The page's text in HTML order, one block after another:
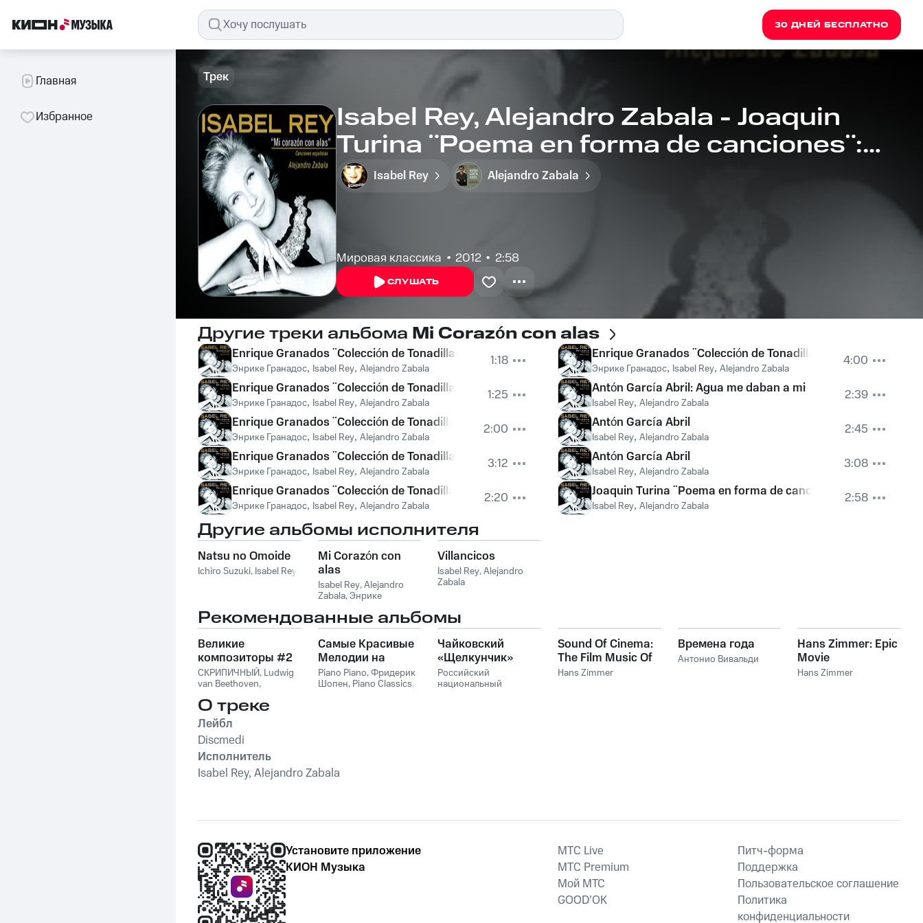
30 ДНЕЙ БЕСПЛАТНО
Главная
Избранное
Трек
Isabel Rey, Alejandro Zabala - Joaquin
Turina ¨Poema en forma de canciones¨:
Dedicatoria: Dedicatoria
Isabel Rey Alejandro Zabala
Мировая классика 2012 2:58
СЛУШАТЬ
Другие треки альбома Mi Corazón con alas
Enrique Granados ¨Colección de Tonadillas¨: El majo tímido: El majo tímido
Энрике Гранадос, Isabel Rey, Alejandro Zabala
1:18
Enrique Granados ¨Colección de Tonadillas¨: El tralalá y el punteado: El tralalá y el punteado
Энрике Гранадос, Isabel Rey, Alejandro Zabala
1:25
Enrique Granados ¨Colección de Tonadillas¨: El majo discreto: El majo discreto
Энрике Гранадос, Isabel Rey, Alejandro Zabala
2:00
Enrique Granados ¨Colección de Tonadillas¨: La Maja Dolorosa: La Maja Dolorosa
Энрике Гранадос, Isabel Rey, Alejandro Zabala
3:12
Enrique Granados ¨Colección de Tonadillas¨: La Maja Dolorosa: La Maja Dolorosa
Энрике Гранадос, Isabel Rey, Alejandro Zabala 2:20
Enrique Granados ¨Colección de Tonadillas¨: La Maja
Энрике Гранадос, Isabel Rey, Alejandro Zabala
4:00
Antón García Abril: Agua me daban a mi
Isabel Rey, Alejandro Zabala
2:39
Antón García Abril
Isabel Rey, Alejandro Zabala
2:45
Antón García Abril
Isabel Rey, Alejandro Zabala
3:08
Joaquin Turina ¨Poema en forma de canciones¨: Dedicatoria:
Isabel Rey, Alejandro Zabala 2:58
Другие альбомы исполнителя
Natsu no Omoide
Ichiro Suzuki, Isabel Rey
Mi Corazón con
alas
Isabel Rey,Alejandro
Zabala,Энрике
Villancicos
Isabel Rey,Alejandro
Zabala
Рекомендованные альбомы
Великие
композиторы #2
СКРИПИЧНЫЙ, Ludwig
van Beethoven,
Франц Шуберт,Vivaldi
String Orchestra
Антонио Вивальди
Самые Красивые
Мелодии на
Пианино
Piano Piano,Фридерик
Шопен, Piano Classics,
Чайковский
«Щелкунчик»
Российский
национальный
Sound Of Cinema:
The Film Music Of
Hans Zimmer
Hans Zimmer
Времена года
Антонио Вивальди
Hans Zimmer: Epic
Movie
Soundtracks
Hans Zimmer
О треке
Лейбл
Discmedi
Исполнитель
Isabel Rey, Alejandro Zabala
Установите приложение
КИОН Музыка
MTС Live
MTС Premium
Мой МТС
GOOD’OK
Питч-форма
Поддержка
Пользовательское соглашение
Политика
конфиденциальности